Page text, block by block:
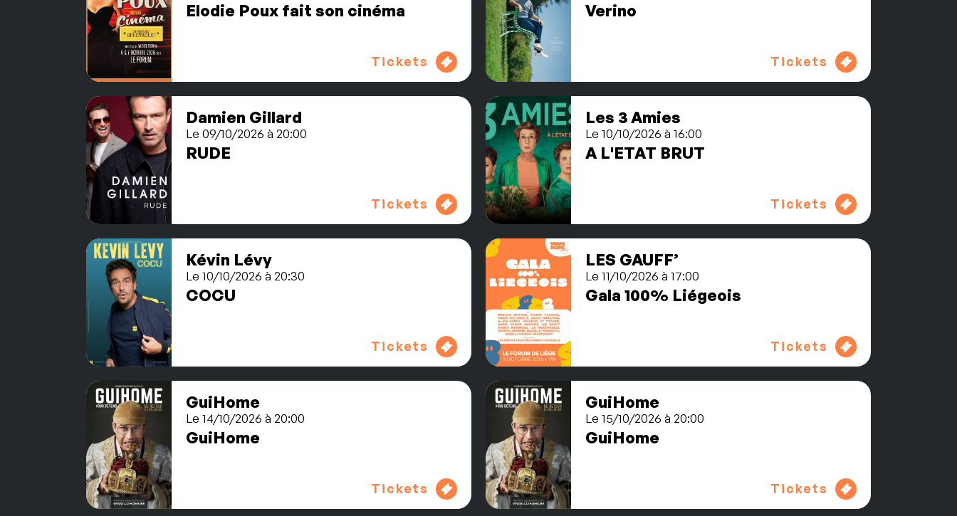
Elodie Poux fait son cinéma
Tickets
Verino
Tickets
Damien Gillard
Le 09/10/2026 à 20:00
RUDE
Tickets
Les 3 Amies
Le 10/10/2026 à 16:00
A L'ETAT BRUT
Tickets
Kévin Lévy
Le 10/10/2026 à 20:30
COCU
Tickets
LES GAUFF’
Le 11/10/2026 à 17:00
Gala 100% Liégeois
Tickets
GuiHome
Le 14/10/2026 à 20:00
GuiHome
Tickets
GuiHome
Le 15/10/2026 à 20:00
GuiHome
Tickets